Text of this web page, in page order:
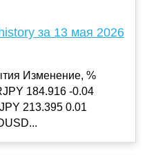
за 13 мая 2026
Изменение, %
184.916 -0.04
213.395 0.01